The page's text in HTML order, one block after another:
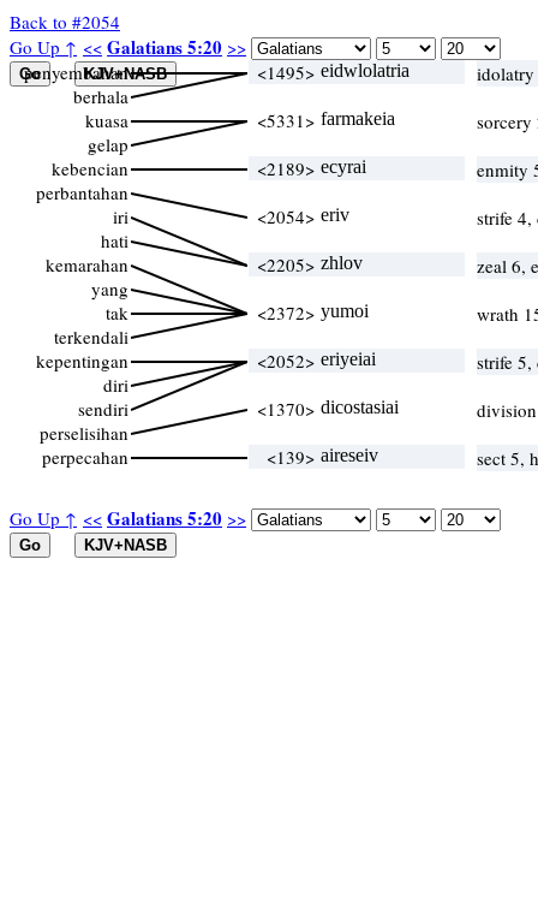
Back to #2054
Go Up ↑ << Galatians 5:20 >>
Go Up ↑ << Galatians 5:20 >>
penyembahan
berhala
kuasa
gelap
kebencian
perbantahan
iri
hati
kemarahan
yang
tak
terkendali
kepentingan
diri
sendiri
perselisihan
perpecahan
<1495> eidwlolatria
<5331> farmakeia
<2189> ecyrai
enmity
<2054> eriv
strife
<2205> zhlov
zeal 6,
<2372> yumoi
wrath
<2052> eriyeiai
strife
<1370> dicostasiai
<139> aireseiv sect 5,